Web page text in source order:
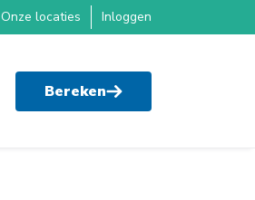
Onze locaties Inloggen
Bereken